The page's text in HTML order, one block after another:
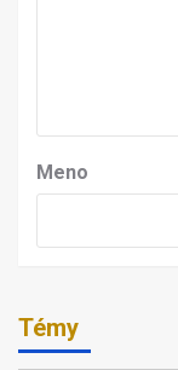
Meno
Témy